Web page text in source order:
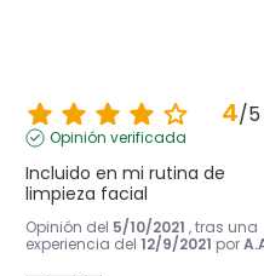
4/5
Opinión verificada
Incluido en mi rutina de
limpieza facial
Opinión del 5/10/2021 , tras una
experiencia del 12/9/2021 por